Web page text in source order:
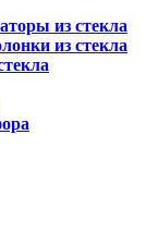
из стекла
из стекла